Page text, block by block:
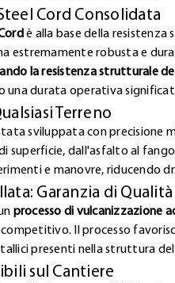
Cord Consolidata
è alla base della
estremamente robusta e
la resistenza strutturale
una durata operativa
Terreno
sviluppata con precisione
superficie, dall'asfalto al
e manovre, riducendo
Garanzia di Qualità
processo di vulcanizzazione
Il processo
presenti nella struttura
sul Cantiere